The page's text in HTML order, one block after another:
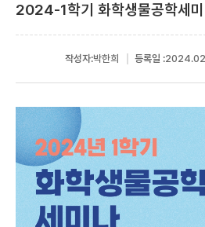
2024-1학기 화학생물공학세미
작성자:박한희 등록일 :